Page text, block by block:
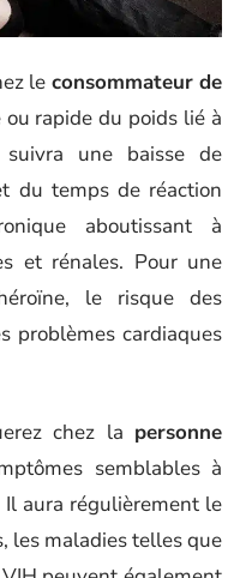
le consommateur de
rapide du poids lié à
suivra une baisse de
du temps de réaction
aboutissant à
et rénales. Pour une
le risque des
problèmes cardiaques
chez la personne
semblables à
aura régulièrement le
les maladies telles que